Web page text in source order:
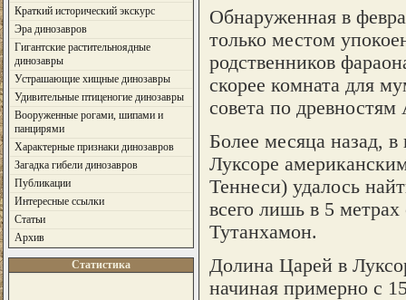
Краткий исторический экскурс
Эра динозавров
Гигантские растительноядные
динозавры
Устрашающие хищные динозавры
Удивительные птиценогие динозавры
Вооруженные рогами, шипами и
панцирями
Характерные признаки динозавров
Загадка гибели динозавров
Публикации
Интересные ссылки
Статьи
Архив
Статистика
Обнаруженная в
только местом
родственников
скорее комната для
совета по древностям
Более месяца назад,
Луксоре
Теннеси) удалось
всего лишь в 5
Тутанхамон.
Долина Царей в
начиная примерно с